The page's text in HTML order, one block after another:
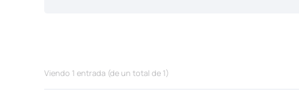
Viendo 1 entrada (de un total de 1)